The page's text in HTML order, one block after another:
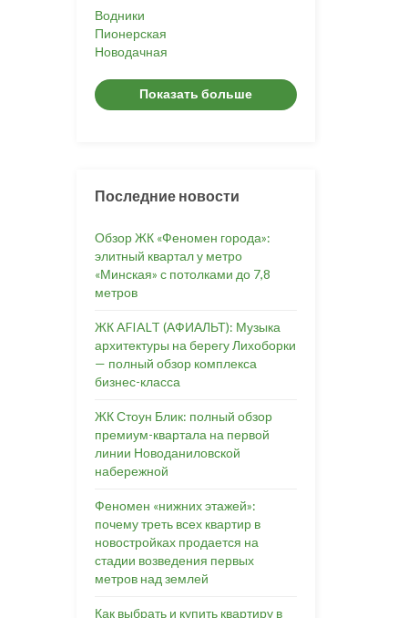
Водники
Пионерская
Новодачная
Показать больше
Последние новости
Обзор ЖК «Феномен города»:
элитный квартал у метро
«Минская» с потолками до 7,8
метров
ЖК AFIALT (АФИАЛЬТ): Музыка
архитектуры на берегу Лихоборки
— полный обзор комплекса
бизнес-класса
ЖК Стоун Блик: полный обзор
премиум-квартала на первой
линии Новоданиловской
набережной
Феномен «нижних этажей»:
почему треть всех квартир в
новостройках продается на
стадии возведения первых
метров над землей
Как выбрать и купить квартиру в